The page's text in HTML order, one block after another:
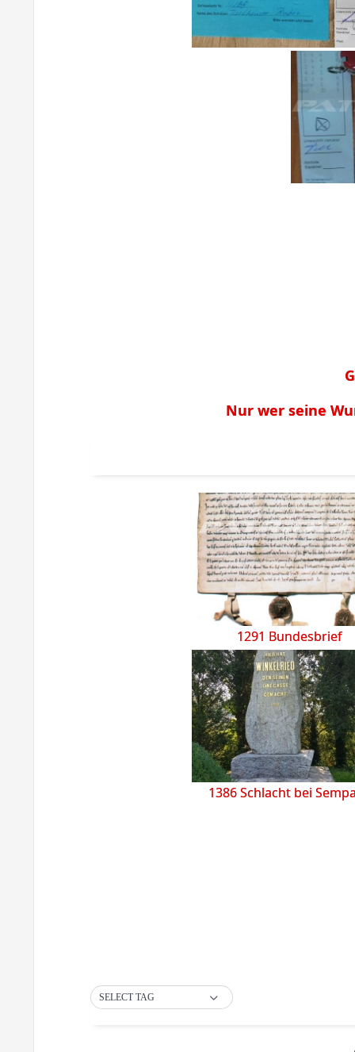
Nur wer seine
1291 Bundesbrief
1386 Schlacht bei
SELECT TAG